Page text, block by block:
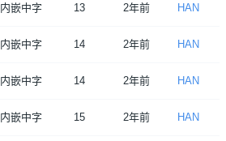
内嵌中字 13 2年前 HAN
内嵌中字 14 2年前 HAN
内嵌中字 14 2年前 HAN
内嵌中字 15 2年前 HAN